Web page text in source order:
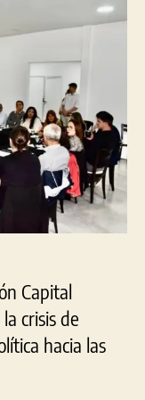
Capital
crisis de
hacia las